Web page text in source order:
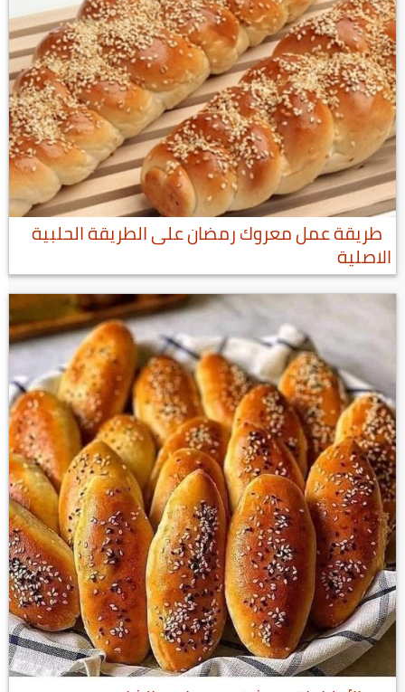
طريقة عمل معروك رمضان على الطريقة الحلبية
الاصلية